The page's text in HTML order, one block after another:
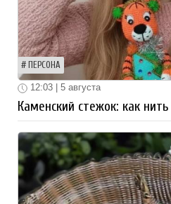
ПЕРСОНА
12:03 | 5 августа
Каменский стежок: как